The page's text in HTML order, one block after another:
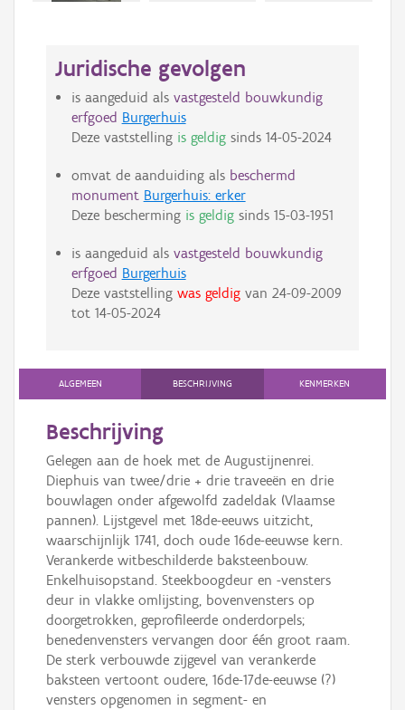
Juridische gevolgen
is aangeduid als vastgesteld bouwkundig
erfgoed Burgerhuis
Deze vaststelling is geldigsinds 14-05-2024
omvat de aanduiding als beschermd
monument Burgerhuis: erker
Deze bescherming is geldigsinds 15-03-1951
is aangeduid als vastgesteld bouwkundig
erfgoed Burgerhuis
Deze vaststelling was geldigvan 24-09-2009
tot 14-05-2024
ALGEMEEN BESCHRIJVING KENMERKEN
Beschrijving
Gelegen aan de hoek met de Augustijnenrei.
Diephuis van twee/drie + drie traveeën en drie
bouwlagen onder afgewolfd zadeldak (Vlaamse
pannen). Lijstgevel met 18de-eeuws uitzicht,
waarschijnlijk 1741, doch oude 16de-eeuwse kern.
Verankerde witbeschilderde baksteenbouw.
Enkelhuisopstand. Steekboogdeur en -vensters
deur in vlakke omlijsting, bovenvensters op
doorgetrokken, geprofileerde onderdorpels;
benedenvensters vervangen door één groot raam.
De sterk verbouwde zijgevel van verankerde
baksteen vertoont oudere, 16de-17de-eeuwse (?)
vensters opgenomen in segment- en